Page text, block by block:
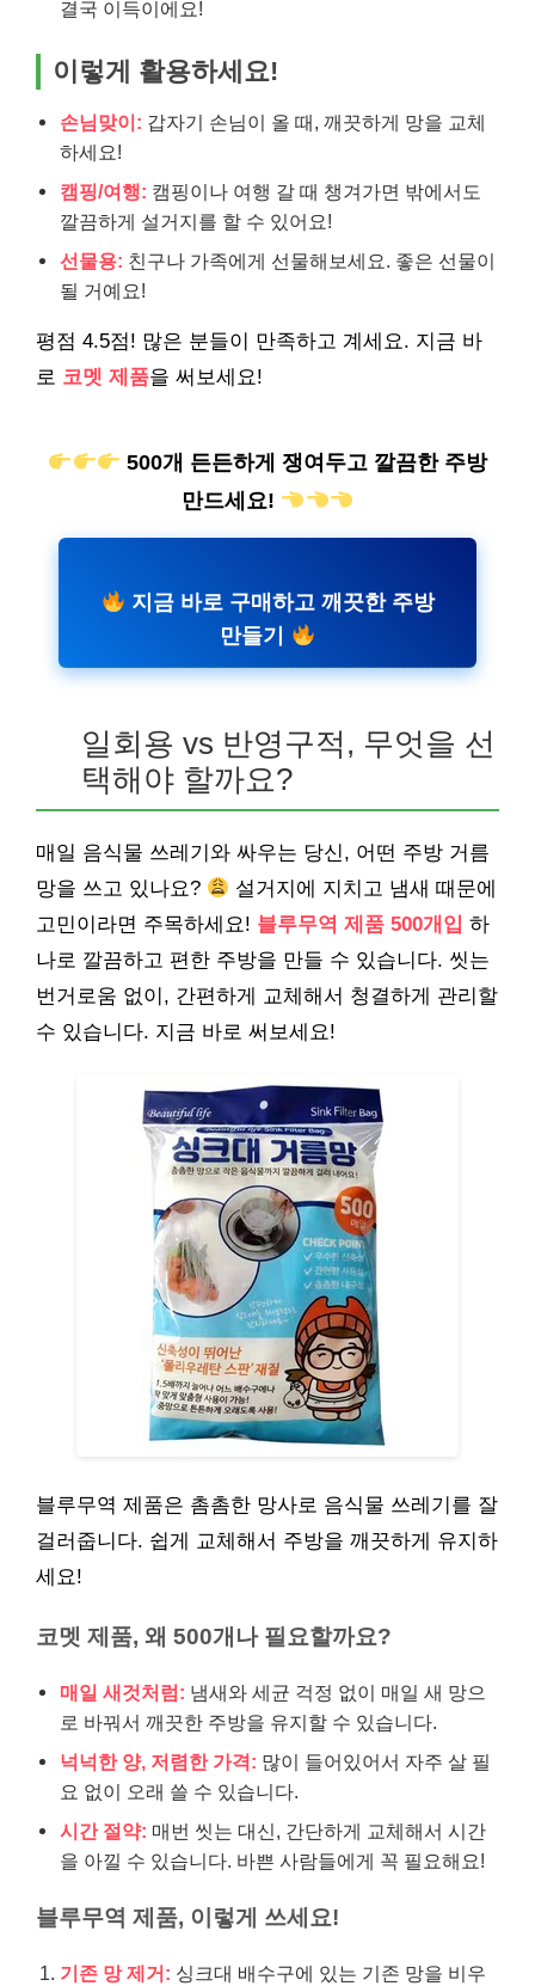
결국 이득이에요!
이렇게 활용하세요!
손님맞이: 갑자기 손님이 올 때, 깨끗하게 망을 교체
하세요!
캠핑/여행: 캠핑이나 여행 갈 때 챙겨가면 밖에서도
깔끔하게 설거지를 할 수 있어요!
선물용: 친구나 가족에게 선물해보세요. 좋은 선물이
될 거예요!
평점 4.5점! 많은 분들이 만족하고 계세요. 지금 바
로 코멧 제품을 써보세요!
500개 든든하게 쟁여두고 깔끔한 주방
만드세요!
지금 바로 구매하고 깨끗한 주방
만들기
일회용 vs 반영구적, 무엇을 선
택해야 할까요?
매일 음식물 쓰레기와 싸우는 당신, 어떤 주방 거름
망을 쓰고 있나요?
설거지에 지치고 냄새 때문에
고민이라면 주목하세요! 블루무역 제품 500개입 하
나로 깔끔하고 편한 주방을 만들 수 있습니다. 씻는
번거로움 없이, 간편하게 교체해서 청결하게 관리할
수 있습니다. 지금 바로 써보세요!
블루무역 제품은 촘촘한 망사로 음식물 쓰레기를 잘
걸러줍니다. 쉽게 교체해서 주방을 깨끗하게 유지하
세요!
코멧 제품, 왜 500개나 필요할까요?
매일 새것처럼: 냄새와 세균 걱정 없이 매일 새 망으
로 바꿔서 깨끗한 주방을 유지할 수 있습니다.
넉넉한 양, 저렴한 가격: 많이 들어있어서 자주 살 필
요 없이 오래 쓸 수 있습니다.
시간 절약: 매번 씻는 대신, 간단하게 교체해서 시간
을 아낄 수 있습니다. 바쁜 사람들에게 꼭 필요해요!
블루무역 제품, 이렇게 쓰세요!
기존 망 제거: 싱크대 배수구에 있는 기존 망을 비우